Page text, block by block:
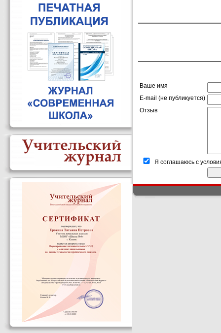
Ваше имя
E-mail (не публикуется)
Отзыв
Я соглашаюсь с